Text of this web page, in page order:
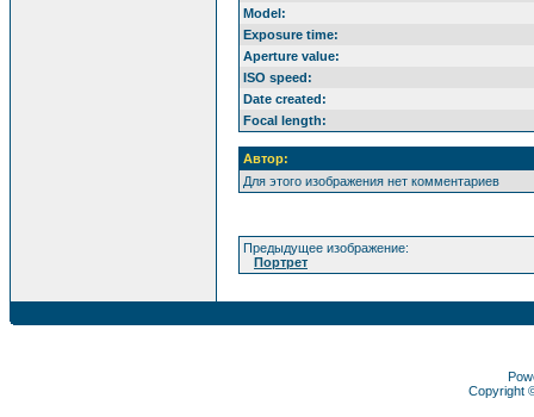
Model:
Exposure time:
Aperture value:
ISO speed:
Date created:
Focal length:
Автор:
Для этого изображения нет комментариев
Предыдущее изображение:
Портрет
Copyright